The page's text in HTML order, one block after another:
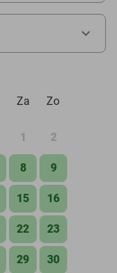
Za Zo
1 2
8 9
15 16
22 23
29 30